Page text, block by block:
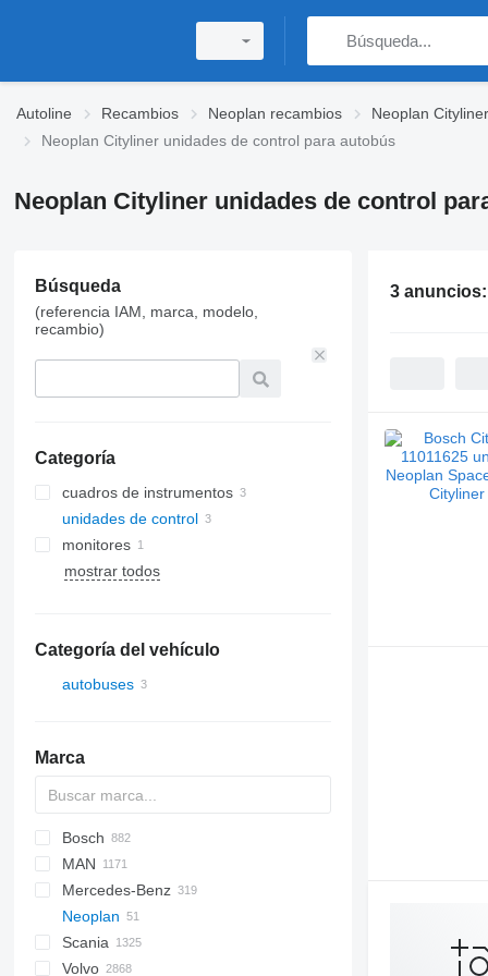
Autoline Recambios Neoplan recambios Neoplan
Neoplan Cityliner unidades de control para autobús
Neoplan Cityliner unidades de control
Búsqueda
(referencia IAM, marca, modelo,
recambio)
Categoría
cuadros de instrumentos
unidades de control
monitores
mostrar todos
Categoría del vehículo
autobuses
Marca
Bosch
Futura
Magiq
SB
Ducato
Crossway
Daily
Eurorider
Axer
Citelis
Crossway
Daily
Domino
MAN
A-series
Lion's series
TGA
TGL
Mercedes-Benz
A-Class
Actros
Atego
Neoplan
Cityliner
Euroliner
Scania
Irizar
S-series
Alpino
Magiq
T-series
Volvo
3 anuncios: